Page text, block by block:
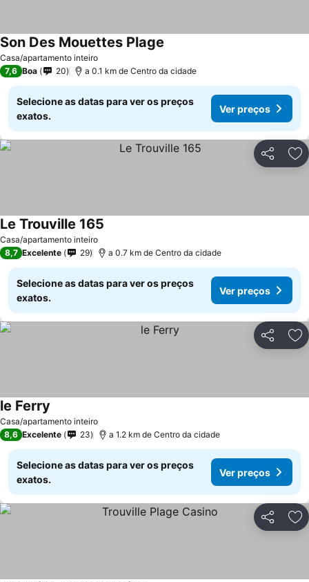
Casa/apartamento inteiro
Son Des Mouettes Plage
7,6 Boa 20 a 0.1 km de Centro da cidade
Selecione as datas para ver os preços
exatos.
Ver preços
Partilhar
Casa/apartamento inteiro
Le Trouville 165
8,7 Excelente 29 a 0.7 km de Centro da cidade
Selecione as datas para ver os preços
exatos.
Ver preços
Partilhar
Casa/apartamento inteiro
le Ferry
8,6 Excelente 23 a 1.2 km de Centro da cidade
Selecione as datas para ver os preços
exatos.
Ver preços
Partilhar